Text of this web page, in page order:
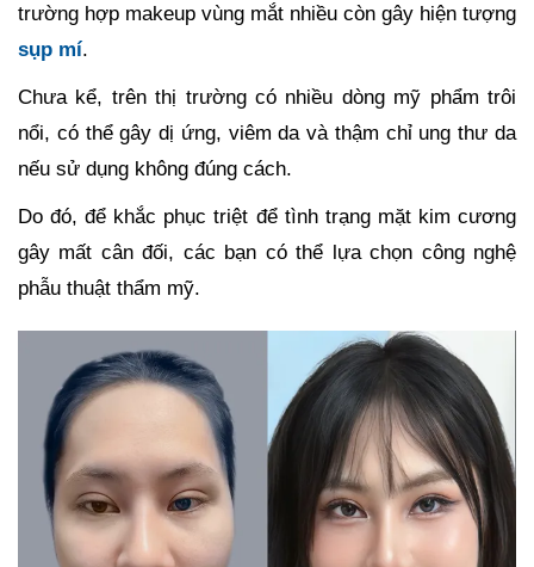
trường hợp makeup vùng mắt nhiều còn gây hiện tượng
sụp mí.
Chưa kể, trên thị trường có nhiều dòng mỹ phẩm trôi
nổi, có thể gây dị ứng, viêm da và thậm chỉ ung thư da
nếu sử dụng không đúng cách.
Do đó, để khắc phục triệt để tình trạng mặt kim cương
gây mất cân đối, các bạn có thể lựa chọn công nghệ
phẫu thuật thẩm mỹ.